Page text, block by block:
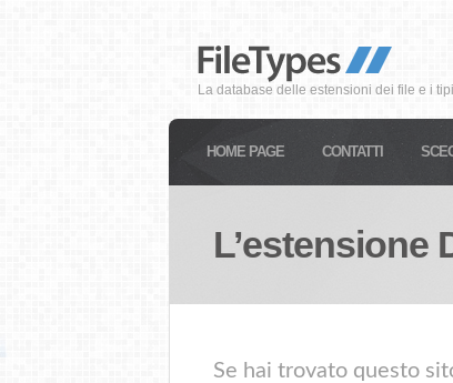
La database delle estensioni dei file e i
HOME PAGE CONTATTI
L’estensione
Se hai trovato questo